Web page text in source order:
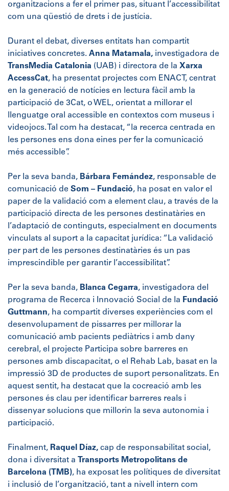
organitzacions a fer el primer pas, situant l’accessibilitat
com una qüestió de drets i de justícia.
Durant el debat, diverses entitats han compartit
iniciatives concretes. Anna Matamala, investigadora de
TransMedia Catalonia (UAB) i directora de la Xarxa
AccessCat, ha presentat projectes com ENACT, centrat
en la generació de notícies en lectura fàcil amb la
participació de 3Cat, o WEL, orientat a millorar el
llenguatge oral accessible en contextos com museus i
videojocs. Tal com ha destacat, “la recerca centrada en
les persones ens dona eines per fer la comunicació
més accessible”.
Per la seva banda, Bárbara Fernández, responsable de
comunicació de Som – Fundació, ha posat en valor el
paper de la validació com a element clau, a través de la
participació directa de les persones destinatàries en
l’adaptació de continguts, especialment en documents
vinculats al suport a la capacitat jurídica: “La validació
per part de les persones destinatàries és un pas
imprescindible per garantir l’accessibilitat”.
Per la seva banda, Blanca Cegarra, investigadora del
programa de Recerca i Innovació Social de la Fundació
Guttmann, ha compartit diverses experiències com el
desenvolupament de pissarres per millorar la
comunicació amb pacients pediàtrics i amb dany
cerebral, el projecte Participa sobre barreres en
persones amb discapacitat, o el Rehab Lab, basat en la
impressió 3D de productes de suport personalitzats. En
aquest sentit, ha destacat que la cocreació amb les
persones és clau per identificar barreres reals i
dissenyar solucions que millorin la seva autonomia i
participació.
Finalment, Raquel Díaz, cap de responsabilitat social,
dona i diversitat a
Transports Metropolitans de
Barcelona (TMB), ha exposat les polítiques de diversitat
i inclusió de l’organització, tant a nivell intern com